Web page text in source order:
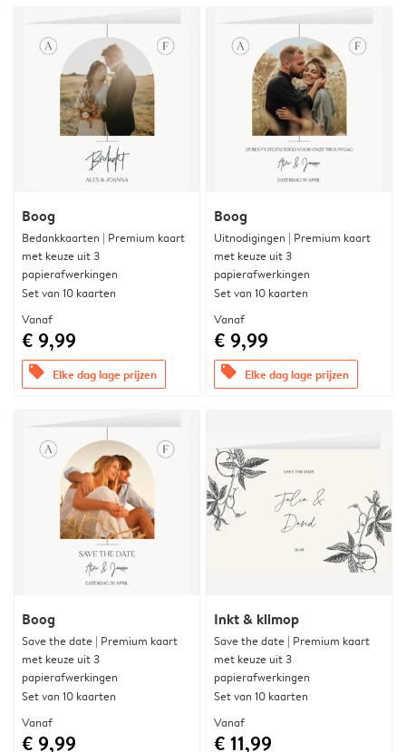
Boog
Bedankkaarten | Premium kaart
met keuze uit 3
papierafwerkingen
Set van 10 kaarten
Vanaf
€ 9,99
offers Elke dag lage prijzen
Boog
Uitnodigingen | Premium kaart
met keuze uit 3
papierafwerkingen
Set van 10 kaarten
Vanaf
€ 9,99
offers Elke dag lage prijzen
Boog
Save the date | Premium kaart
met keuze uit 3
papierafwerkingen
Set van 10 kaarten
Vanaf
€ 9,99
Inkt & klimop
Save the date | Premium kaart
met keuze uit 3
papierafwerkingen
Set van 10 kaarten
Vanaf
€ 11,99